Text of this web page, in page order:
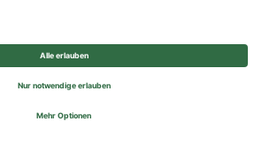
Group - All rights reserved